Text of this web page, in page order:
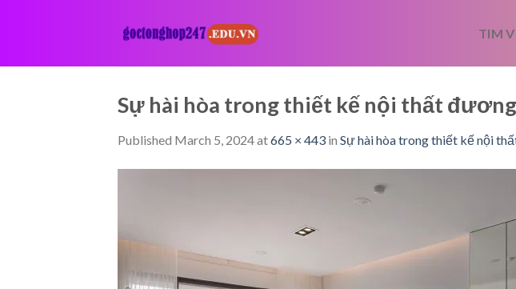
TIM
Sự hài hòa trong thiết kế nội thất
Published March 5, 2024at665 × 443 in Sự hài hòa trong thiết kế nội